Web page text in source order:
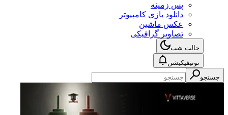
پس زمینه
دانلود بازی کامپیوتر
عکس ماشین
تصاویر گرافیکی
حالت شب
نوتیفیکیشن
جستجو